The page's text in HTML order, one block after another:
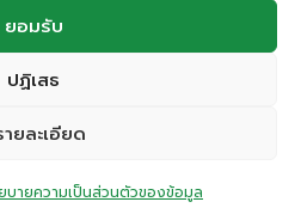
ยอมรับ
ปฏิเสธ
ยละเอียด
บายความเป็นส่วนตัวของข้อมูล